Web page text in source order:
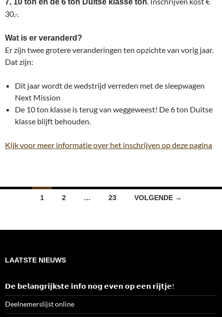
7, 10 ton en de 6 ton Duitse klasse ton
30,-.
Wat is er veranderd?
Er zijn twee grotere veranderingen ten opzichte van vorig jaar.
Dat zijn:
Dit jaar wordt de wedstrijd verreden met de sleepwagen
Next Mission
De 10 ton klasse is terug van weggeweest! De 6 ton Duitse
klasse blijft behouden.
Kijk voor meer informatie over het inschrijven op deze pagina
Berichten
1 2 … 23 VOLGENDE →
LAATSTE NIEUWS
𝗗𝗲 𝗯𝗲𝗹𝗮𝗻𝗴𝗿𝗶𝗷𝗸𝘀𝘁𝗲 𝗶𝗻𝗳𝗼 𝗻𝗼𝗴 𝗲𝘃𝗲𝗻 𝗼𝗽 𝗲𝗲𝗻 𝗿𝗶𝗷𝘁𝗷𝗲!
Deelnemerslijst online